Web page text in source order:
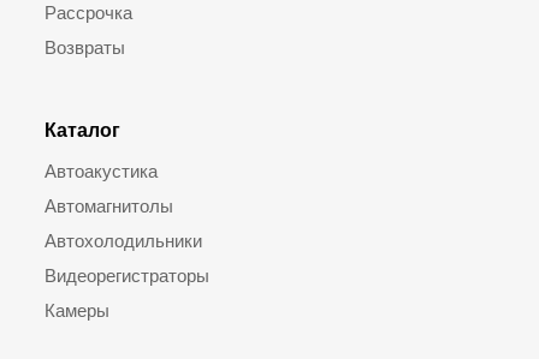
Рассрочка
Возвраты
Каталог
Автоакустика
Автомагнитолы
Автохолодильники
Видеорегистраторы
Камеры